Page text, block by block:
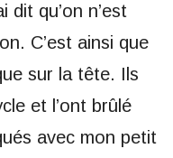
dit qu’on n’est
C’est ainsi que
sur la tête. Ils
et l’ont brûlé
avec mon petit